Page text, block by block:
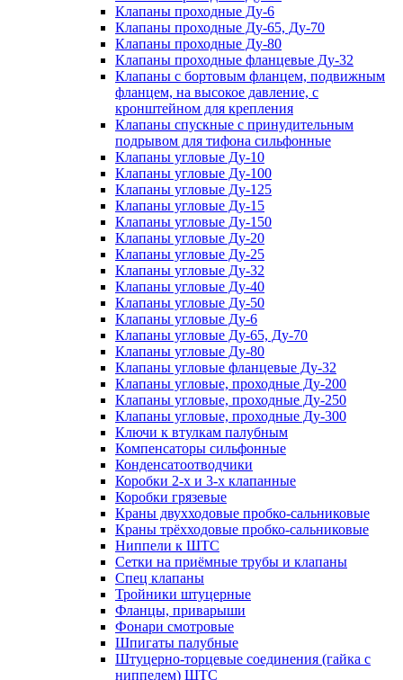
Клапаны проходные Ду-6
Клапаны проходные Ду-65, Ду-70
Клапаны проходные Ду-80
Клапаны проходные фланцевые Ду-32
Клапаны с бортовым фланцем, подвижным
фланцем, на высокое давление, с
кронштейном для крепления
Клапаны спускные с принудительным
подрывом для тифона сильфонные
Клапаны угловые Ду-10
Клапаны угловые Ду-100
Клапаны угловые Ду-125
Клапаны угловые Ду-15
Клапаны угловые Ду-150
Клапаны угловые Ду-20
Клапаны угловые Ду-25
Клапаны угловые Ду-32
Клапаны угловые Ду-40
Клапаны угловые Ду-50
Клапаны угловые Ду-6
Клапаны угловые Ду-65, Ду-70
Клапаны угловые Ду-80
Клапаны угловые фланцевые Ду-32
Клапаны угловые, проходные Ду-200
Клапаны угловые, проходные Ду-250
Клапаны угловые, проходные Ду-300
Ключи к втулкам палубным
Компенсаторы сильфонные
Конденсатоотводчики
Коробки 2-х и 3-х клапанные
Коробки грязевые
Краны двухходовые пробко-сальниковые
Краны трёхходовые пробко-сальниковые
Ниппели к ШТС
Сетки на приёмные трубы и клапаны
Спец клапаны
Тройники штуцерные
Фланцы, приварыши
Фонари смотровые
Шпигаты палубные
Штуцерно-торцевые соединения (гайка с
ниппелем) ШТС